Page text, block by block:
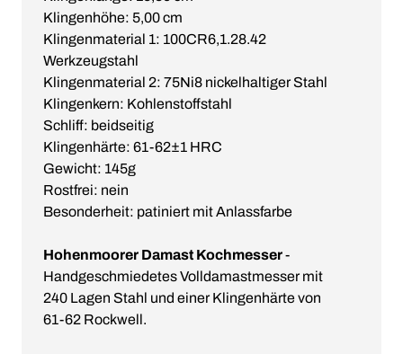
Klingenhöhe: 5,00 cm
Klingenmaterial 1: 100CR6,1.28.42
Werkzeugstahl
Klingenmaterial 2: 75Ni8 nickelhaltiger Stahl
Klingenkern: Kohlenstoffstahl
Schliff: beidseitig
Klingenhärte: 61-62±1 HRC
Gewicht: 145g
Rostfrei: nein
Besonderheit: patiniert mit Anlassfarbe
Hohenmoorer Damast Kochmesser-
Handgeschmiedetes Volldamastmesser mit
240 Lagen Stahl und einer Klingenhärte von
61-62 Rockwell.